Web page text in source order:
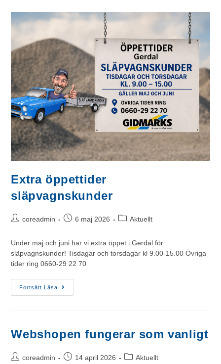
Extra öppettider
släpvagnskunder
coreadmin 6 maj 2026 Aktuellt
Under maj och juni har vi extra öppet i Gerdal för
släpvagnskunder! Tisdagar och torsdagar kl 9.00-15.00 Övriga
tider ring 0660-29 22 70
Fortsätt Läsa
Webshopen fungerar som vanligt
coreadmin 14 april 2026 Aktuellt